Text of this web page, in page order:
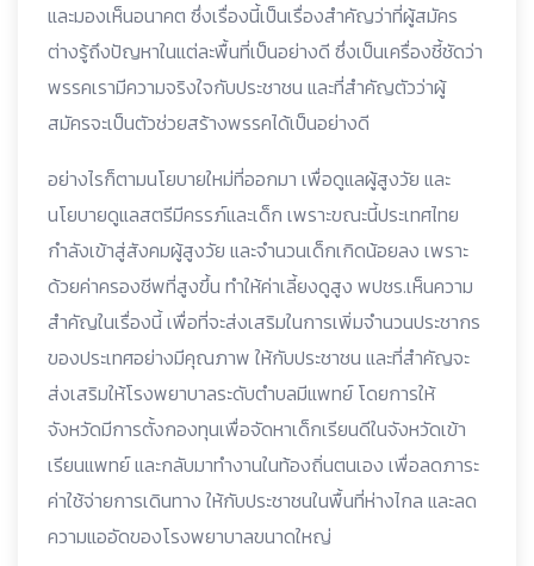
และมองเห็นอนาคต ซึ่งเรื่องนี้เป็นเรื่องสำคัญว่าที่ผู้สมัคร
ต่างรู้ถึงปัญหาในแต่ละพื้นที่เป็นอย่างดี ซึ่งเป็นเครื่องชี้ชัดว่า
พรรคเรามีความจริงใจกับประชาชน และที่สำคัญตัวว่าผู้
สมัครจะเป็นตัวช่วยสร้างพรรคได้เป็นอย่างดี
อย่างไรก็ตามนโยบายใหม่ที่ออกมา เพื่อดูแลผู้สูงวัย และ
นโยบายดูแลสตรีมีครรภ์และเด็ก เพราะขณะนี้ประเทศไทย
กำลังเข้าสู่สังคมผู้สูงวัย และจำนวนเด็กเกิดน้อยลง เพราะ
ด้วยค่าครองชีพที่สูงขึ้น ทำให้ค่าเลี้ยงดูสูง พปชร.เห็นความ
สำคัญในเรื่องนี้ เพื่อที่จะส่งเสริมในการเพิ่มจำนวนประชากร
ของประเทศอย่างมีคุณภาพ ให้กับประชาชน และที่สำคัญจะ
ส่งเสริมให้โรงพยาบาลระดับตำบลมีแพทย์ โดยการให้
จังหวัดมีการตั้งกองทุนเพื่อจัดหาเด็กเรียนดีในจังหวัดเข้า
เรียนแพทย์ และกลับมาทำงานในท้องถิ่นตนเอง เพื่อลดภาระ
ค่าใช้จ่ายการเดินทาง ให้กับประชาชนในพื้นที่ห่างไกล และลด
ความแออัดของโรงพยาบาลขนาดใหญ่